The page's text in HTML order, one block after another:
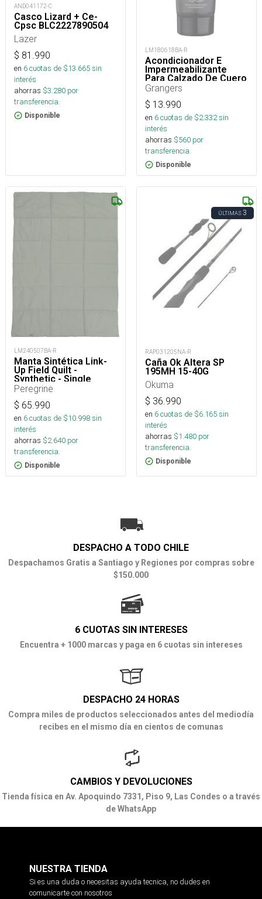
AND041172-C
Casco Lizard + Ce-
Cpsc BLC2227890504
Lazer
$ 81.990
en 6cuotas de $13.665sin
interés
ahorras $3.280 por
transferencia.
Disponible
LM180618BA-R
Acondicionador E
Impermeabilizante
Para Calzado De Cuero
75 Ml
Grangers
$ 13.990
en 6cuotas de $2.332sin
interés
ahorras $560 por
transferencia.
Disponible
LM240507BA-R
Manta Sintética Link-
Up Field Quilt -
Synthetic - Single
Peregrine
$ 65.990
en 6cuotas de $10.998sin
interés
ahorras $2.640 por
transferencia.
Disponible
ÚLTIMAS3
RAP031205NA-R
Caña Ok Altera SP
195MH 15-40G
Okuma
$ 36.990
en 6cuotas de $6.165sin
interés
ahorras $1.480 por
transferencia.
Disponible
DESPACHO A TODO CHILE
Despachamos Gratis a Santiago y Regiones por compras sobre
$150.000
6 CUOTAS SIN INTERESES
Encuentra + 1000 marcas y paga en 6 cuotas sin intereses
DESPACHO 24 HORAS
Compra miles de productos seleccionados antes del mediodía
recibes en el mismo día en cientos de comunas
CAMBIOS Y DEVOLUCIONES
Tienda física en Av. Apoquindo 7331, Piso 9, Las Condes o a través
de WhatsApp
NUESTRA TIENDA
Si es una duda o necesitas ayuda tecnica, no dudes en
comunicarte con nosotros